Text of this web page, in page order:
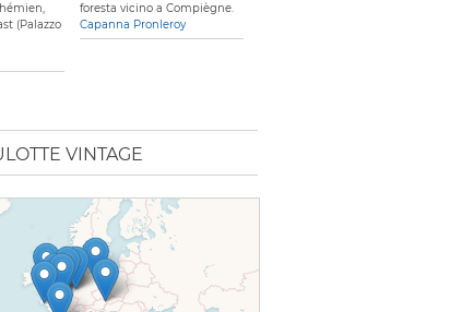
(Palazzo
foresta vicino a Compiègne.
Capanna Pronleroy
VINTAGE